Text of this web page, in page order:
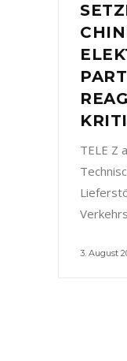
TELE Z
3. August